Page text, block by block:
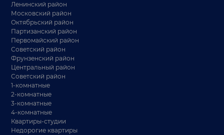
Ленинский район
Московский район
Октябрьский район
Партизанский район
Первомайский район
Советский район
Фрунзенский район
Центральный район
Советский район
1-комнатные
2-комнатные
3-комнатные
4-комнатные
Квартиры-студии
Недорогие квартиры